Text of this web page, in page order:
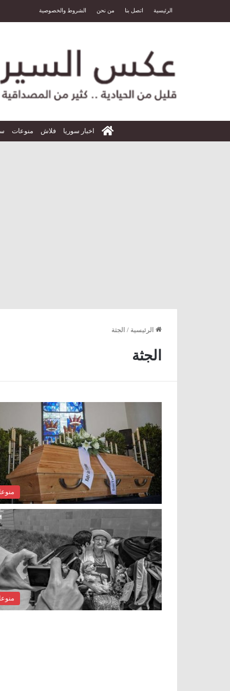
الرئيسية اتصل بنا من نحن الشروط والخصوصية
الرئيسية
اخبار سوريا فلاش منوعات
الرئيسية / الجثة
الجثة